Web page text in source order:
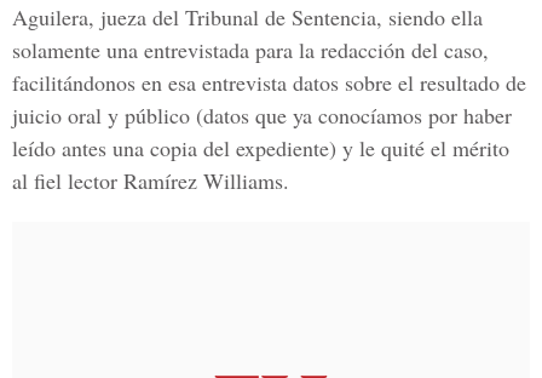
Aguilera, jueza del Tribunal de Sentencia, siendo ella
solamente una entrevistada para la redacción del caso,
facilitándonos en esa entrevista datos sobre el resultado de
juicio oral y público (datos que ya conocíamos por haber
leído antes una copia del expediente) y le quité el mérito
al fiel lector Ramírez Williams.